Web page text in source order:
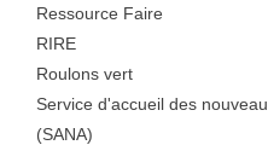
Ressource Faire
RIRE
Roulons vert
Service d'accueil des
(SANA)